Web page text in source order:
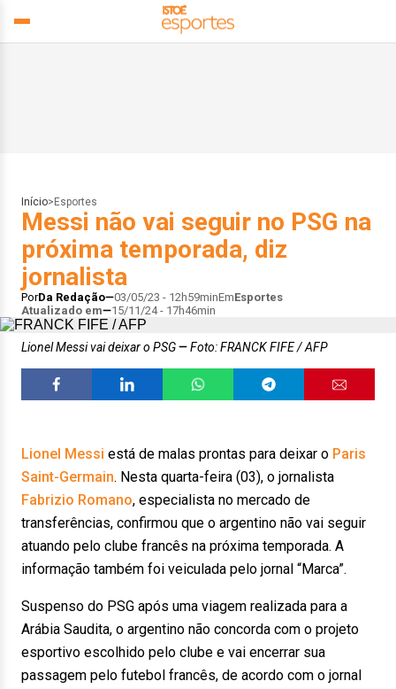
Início> Esportes
Messi não vai seguir no PSG na
próxima temporada, diz
jornalista
PorDa Redação 03/05/23 - 12h59minEmEsportes
Atualizado em
15/11/24 - 17h46min
Lionel Messi vai deixar o PSG Foto: FRANCK FIFE / AFP
Lionel Messi está de malas prontas para deixar o Paris
Saint-Germain. Nesta quarta-feira (03), o jornalista
Fabrizio Romano, especialista no mercado de
transferências, confirmou que o argentino não vai seguir
atuando pelo clube francês na próxima temporada. A
informação também foi veiculada pelo jornal “Marca”.
Suspenso do PSG após uma viagem realizada para a
Arábia Saudita, o argentino não concorda com o projeto
esportivo escolhido pelo clube e vai encerrar sua
passagem pelo futebol francês, de acordo com o jornal